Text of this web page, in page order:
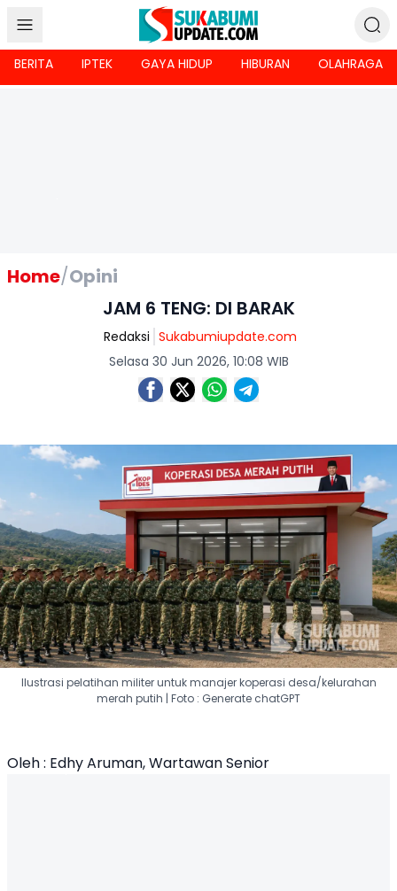
BERITA IPTEK GAYA HIDUP HIBURAN OLAHRAGA
Home/Opini
JAM 6 TENG: DI BARAK
Redaksi Sukabumiupdate.com
Selasa 30 Jun 2026, 10:08 WIB
Ilustrasi pelatihan militer untuk manajer koperasi desa/kelurahan
merah putih | Foto : Generate chatGPT
Oleh : Edhy Aruman, Wartawan Senior